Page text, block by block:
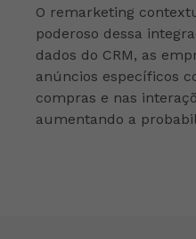
O remarketing
poderoso dessa
dados do CRM, as
anúncios específicos
compras e nas
aumentando a